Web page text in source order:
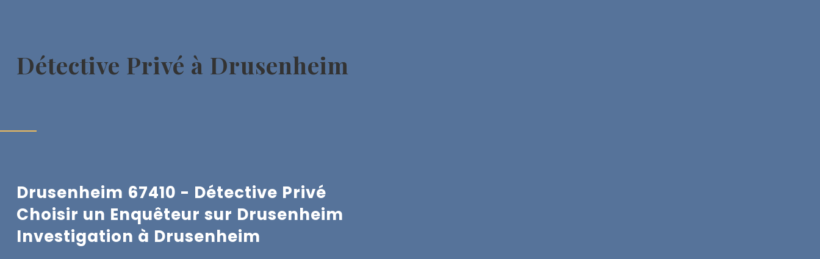
Détective Privé à Drusenheim
Drusenheim 67410 - Détective Privé
Choisir un Enquêteur sur Drusenheim
Investigation à Drusenheim